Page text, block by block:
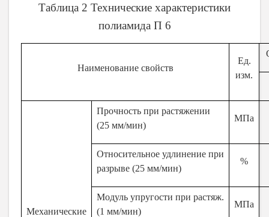
Таблица 2 Технические характеристики
полиамида П 6
Наименование свойств
Ед.
изм.
Механические
Прочность при растяжении
(25 мм/мин)
МПа
Относительное удлинение при
разрыве (25 мм/мин)
%
Модуль упругости при растяж.
(1 мм/мин)
МПа